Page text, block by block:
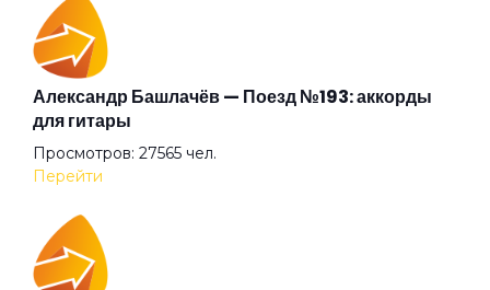
Где ты?
Голова-фонарь
Город
Горько
Александр Башлачёв — Поезд №193: аккорды
для гитары
Просмотров: 27565 чел.
Перейти